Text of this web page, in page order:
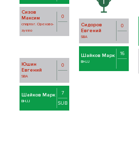
Сизов
Максим
спарта г. Орехово-
зуево
0
Юшин
Евгений
SBA
0
Шайков Марк
BHJJ
7
SUB
Сидоров
Евгений
SBA
0
Шайков Марк
BHJJ
16